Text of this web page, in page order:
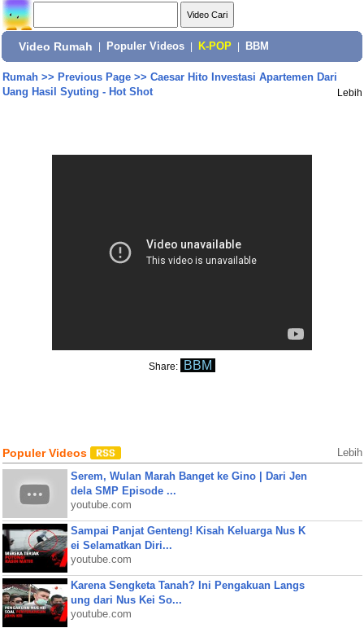
Video Rumah Populer Videos K-POP BBM
Rumah>> Previous Page>> Caesar Hito Investasi Apartemen Dari
Uang Hasil Syuting - Hot Shot
Lebih
Share: BBM
Populer Videos Lebih
Serem, Wulan Marah Banget ke Gino | Dari Jen
dela SMP Episode ...
youtube.com
Sampai Panjat Genteng! Kisah Keluarga Nus K
ei Selamatkan Diri...
youtube.com
Karena Sengketa Tanah? Ini Pengakuan Langs
ung dari Nus Kei So...
youtube.com